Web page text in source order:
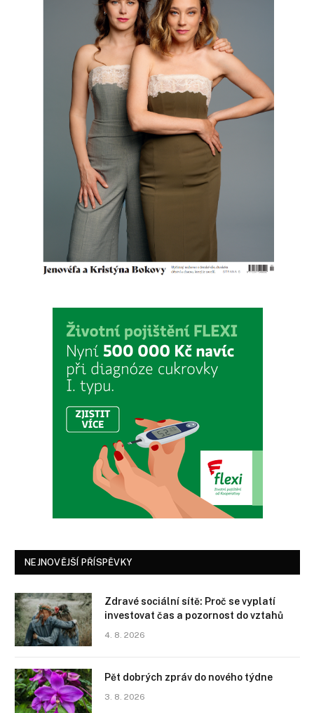
NEJNOVĚJŠÍ PŘÍSPĚVKY
Zdravé sociální sítě: Proč se vyplatí
investovat čas a pozornost do vztahů
4. 8. 2026
Pět dobrých zpráv do nového týdne
3. 8. 2026